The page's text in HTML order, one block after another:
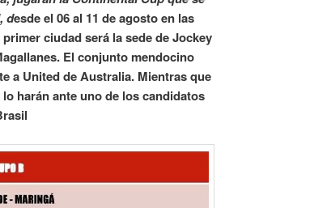
desde el 06 al 11 de agosto en las
ciudad será la sede de Jockey
El conjunto mendocino
a United de Australia. Mientras que
harán ante uno de los candidatos